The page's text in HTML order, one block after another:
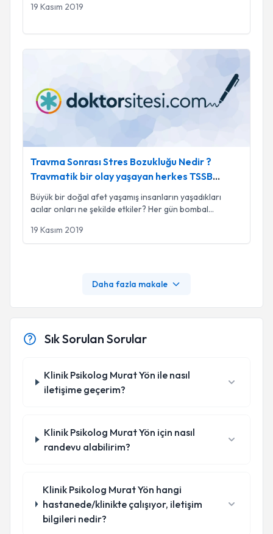
19 Kasım 2019
Travma Sonrası Stres Bozukluğu Nedir ?
Travmatik bir olay yaşayan herkes TSSB
geliştirir mi?
Büyük bir doğal afet yaşamış insanların yaşadıkları
acılar onları ne şekilde etkiler? Her gün bombal...
19 Kasım 2019
Daha fazla makale
Sık Sorulan Sorular
Klinik Psikolog Murat Yön ile nasıl
iletişime geçerim?
Klinik Psikolog Murat Yön için nasıl
randevu alabilirim?
Klinik Psikolog Murat Yön hangi
hastanede/klinikte çalışıyor, iletişim
bilgileri nedir?